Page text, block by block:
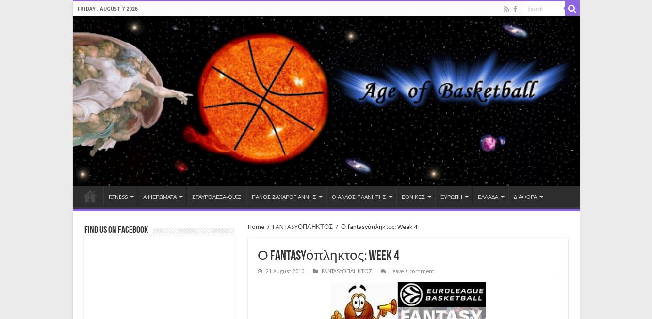
FRIDAY , AUGUST 7 2026
FITNESS ΑΦΙΕΡΩΜΑΤΑ ΣΤΑΥΡΟΛΕΞΑ-QUIZ ΠΑΝΟΣ ΖΑΧΑΡΟΓΙΑΝΝΗΣ Ο ΑΛΛΟΣ ΠΛΑΝΗΤΗΣ ΕΘΝΙΚΕΣ ΕΥΡΩΠΗ ΕΛΛΑΔΑ ΔΙΑΦΟΡΑ
Home / FANTASYΟΠΛΗΚΤΟΣ / Ο fantasyόπληκτος: Week 4
Ο fantasyόπληκτος: Week 4
21 August 2010 FANTASYΟΠΛΗΚΤΟΣ Leave a comment
Find us on Facebook